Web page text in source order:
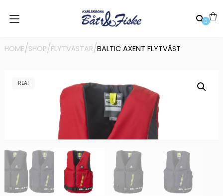
0
HOME/SHOP/FLYTVÄSTAR/BALTIC AXENT FLYTVÄST
REA!